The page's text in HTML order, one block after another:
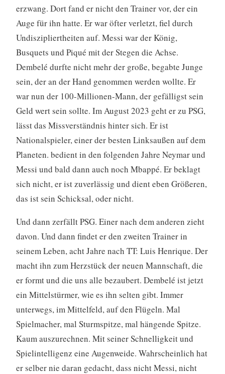
erzwang. Dort fand er nicht den Trainer vor, der ein
Auge für ihn hatte. Er war öfter verletzt, fiel durch
Undiszipliertheiten auf. Messi war der König,
Busquets und Piqué mit der Stegen die Achse.
Dembelé durfte nicht mehr der große, begabte Junge
sein, der an der Hand genommen werden wollte. Er
war nun der 100-Millionen-Mann, der gefälligst sein
Geld wert sein sollte. Im August 2023 geht er zu PSG,
lässt das Missverständnis hinter sich. Er ist
Nationalspieler, einer der besten Linksaußen auf dem
Planeten. bedient in den folgenden Jahre Neymar und
Messi und bald dann auch noch Mbappé. Er beklagt
sich nicht, er ist zuverlässig und dient eben Größeren,
das ist sein Schicksal, oder nicht.
Und dann zerfällt PSG. Einer nach dem anderen zieht
davon. Und dann findet er den zweiten Trainer in
seinem Leben, acht Jahre nach TT: Luis Henrique. Der
macht ihn zum Herzstück der neuen Mannschaft, die
er formt und die uns alle bezaubert. Dembelé ist jetzt
ein Mittelstürmer, wie es ihn selten gibt. Immer
unterwegs, im Mittelfeld, auf den Flügeln. Mal
Spielmacher, mal Sturmspitze, mal hängende Spitze.
Kaum auszurechnen. Mit seiner Schnelligkeit und
Spielintelligenz eine Augenweide. Wahrscheinlich hat
er selber nie daran gedacht, dass nicht Messi, nicht